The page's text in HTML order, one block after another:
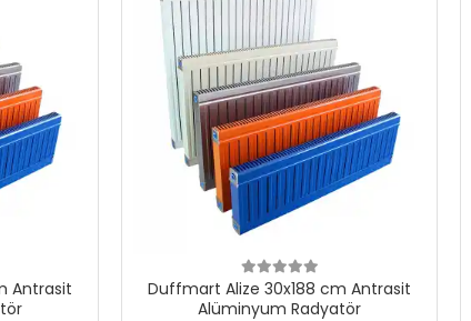
Antrasit
Duffmart Alize 30x188 cm Antrasit
Alüminyum Radyatör